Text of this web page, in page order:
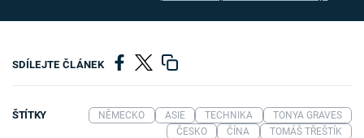
SDÍLEJTE ČLÁNEK
ŠTÍTKY NĚMECKO ASIE TECHNIKA
TONYA GRAVES
ČESKO
ČÍNA
TOMÁŠ TŘEŠTÍK